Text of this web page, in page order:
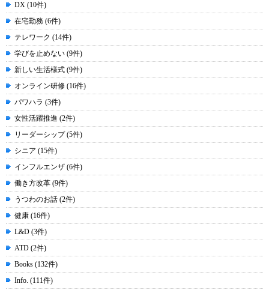
DX (10件)
在宅勤務 (6件)
テレワーク (14件)
学びを止めない (9件)
新しい生活様式 (9件)
オンライン研修 (16件)
パワハラ (3件)
女性活躍推進 (2件)
リーダーシップ (5件)
シニア (15件)
インフルエンザ (6件)
働き方改革 (9件)
うつわのお話 (2件)
健康 (16件)
L&D (3件)
ATD (2件)
Books (132件)
Info. (111件)